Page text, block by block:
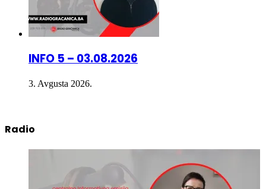
INFO 5 – 03.08.2026
3. Avgusta 2026.